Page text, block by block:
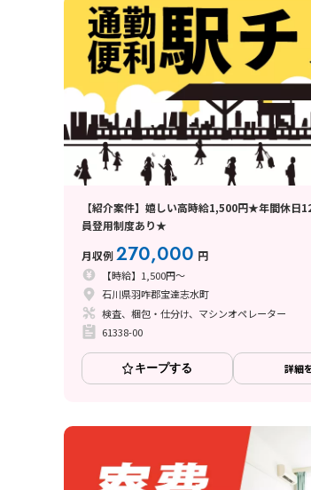
【紹介案件】嬉しい高時給1,500円★年間休日
員登用制度あり★
月収例270,000 円
【時給】1,500円～
石川県羽咋郡宝達志水町
検査、梱包・仕分け、マシンオペレーター
61338-00
キープする 詳細